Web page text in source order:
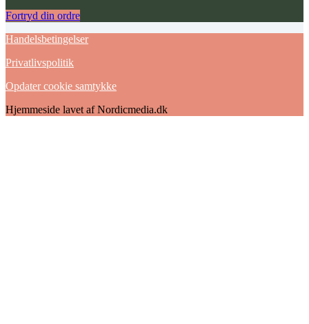
Fortryd din ordre
Handelsbetingelser
Privatlivspolitik
Opdater cookie samtykke
Hjemmeside lavet af Nordicmedia.dk